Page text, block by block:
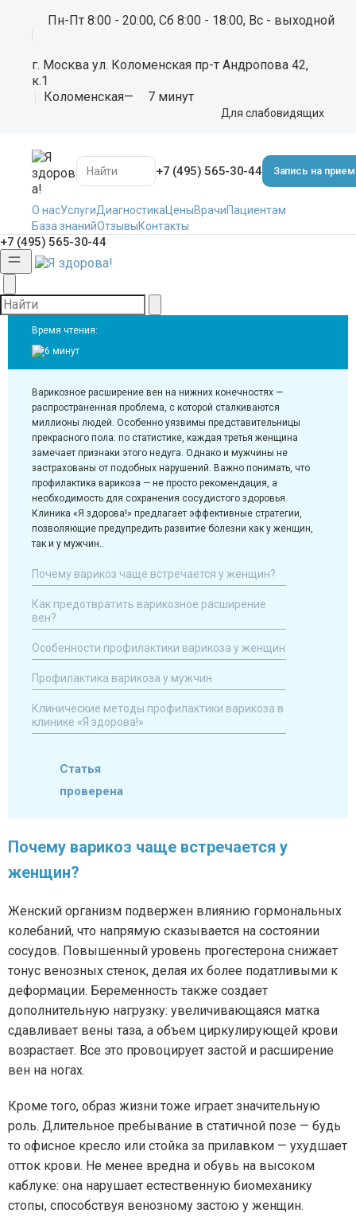
Пн-Пт 8:00 - 20:00, Сб 8:00 - 18:00, Вс - выходной
г. Москва ул. Коломенская пр-т Андропова 42,
к.1
Коломенская— 7 минут
Для слабовидящих
+7 (495) 565-30-44 Запись на прием
О насУслугиДиагностикаЦеныВрачиПациентам
База знанийОтзывыКонтакты
+7 (495) 565-30-44
Профилактика варикоза: как
сохранить здоровье вен на ногах?
Автор статьи
Соболева Полина Юрьевна
Кандидат медицинских наук
16 лет
771
Время чтения:
6 минут
Варикозное расширение вен на нижних конечностях —
распространенная проблема, с которой сталкиваются
миллионы людей. Особенно уязвимы представительницы
прекрасного пола: по статистике, каждая третья женщина
замечает признаки этого недуга. Однако и мужчины не
застрахованы от подобных нарушений. Важно понимать, что
профилактика варикоза — не просто рекомендация, а
необходимость для сохранения сосудистого здоровья.
Клиника «Я здорова!» предлагает эффективные стратегии,
позволяющие предупредить развитие болезни как у женщин,
так и у мужчин..
Почему варикоз чаще встречается у женщин?
Как предотвратить варикозное расширение
вен?
Особенности профилактики варикоза у женщин
Профилактика варикоза у мужчин
Клинические методы профилактики варикоза в
клинике «Я здорова!»
Статья
проверена
Почему варикоз чаще встречается у
женщин?
Женский организм подвержен влиянию гормональных
колебаний, что напрямую сказывается на состоянии
сосудов. Повышенный уровень прогестерона снижает
тонус венозных стенок, делая их более податливыми к
деформации. Беременность также создает
дополнительную нагрузку: увеличивающаяся матка
сдавливает вены таза, а объем циркулирующей крови
возрастает. Все это провоцирует застой и расширение
вен на ногах.
Кроме того, образ жизни тоже играет значительную
роль. Длительное пребывание в статичной позе — будь
то офисное кресло или стойка за прилавком — ухудшает
отток крови. Не менее вредна и обувь на высоком
каблуке: она нарушает естественную биомеханику
стопы, способствуя венозному застою у женщин.